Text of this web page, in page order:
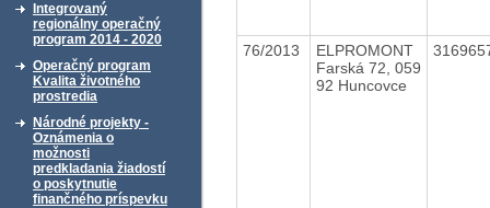
Integrovaný
regionálny operačný
program 2014 - 2020
Operačný program
Kvalita životného
prostredia
Národné projekty -
Oznámenia o
možnosti
predkladania žiadostí
o poskytnutie
finančného príspevku
76/2013
ELPROMONT
Farská 72, 059
92 Huncovce